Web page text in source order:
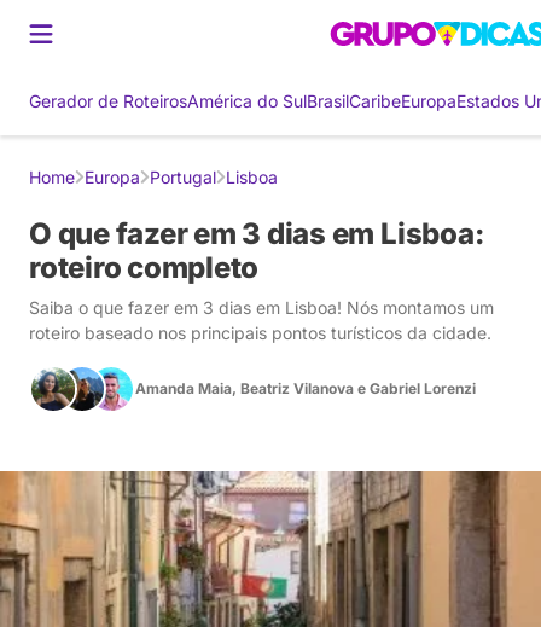
Gerador de RoteirosAmérica do SulBrasilCaribeEuropaEstados
Home Europa Portugal Lisboa
O que fazer em 3 dias em Lisboa:
roteiro completo
Saiba o que fazer em 3 dias em Lisboa! Nós montamos um
roteiro baseado nos principais pontos turísticos da cidade.
Amanda Maia, Beatriz Vilanova e Gabriel Lorenzi